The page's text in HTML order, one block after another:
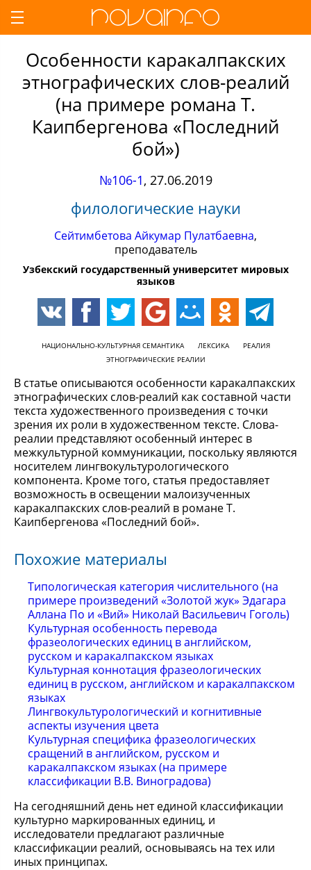
Особенности каракалпакских
этнографических слов-реалий
(на примере романа Т.
Каипбергенова «Последний
бой»)
№106-1, 27.06.2019
филологические науки
Сейтимбетова Айкумар Пулатбаевна,
преподаватель
Узбекский государственный университет мировых
языков
НАЦИОНАЛЬНО-КУЛЬТУРНАЯ СЕМАНТИКА ЛЕКСИКА
РЕАЛИЯ
ЭТНОГРАФИЧЕСКИЕ РЕАЛИИ
В статье описываются особенности каракалпакских
этнографических слов-реалий как составной части
текста художественного произведения с точки
зрения их роли в художественном тексте. Слова-
реалии представляют особенный интерес в
межкультурной коммуникации, поскольку являются
носителем лингвокультурологического
компонента. Кроме того, статья предоставляет
возможность в освещении малоизученных
каракалпакских слов-реалий в романе Т.
Каипбергенова «Последний бой».
Похожие материалы
Типологическая категория числительного (на
примере произведений «Золотой жук» Эдагара
Аллана По и «Вий» Николай Васильевич Гоголь)
Культурная особенность перевода
фразеологических единиц в английском,
русском и каракалпакском языках
Культурная коннотация фразеологических
единиц в русском, английском и каракалпакском
языках
Лингвокультурологический и когнитивные
аспекты изучения цвета
Культурная специфика фразеологических
сращений в английском, русском и
каракалпакском языках (на примере
классификации В.В. Виноградова)
На сегодняшний день нет единой классификации
культурно маркированных единиц, и
исследователи предлагают различные
классификации реалий, основываясь на тех или
иных принципах.